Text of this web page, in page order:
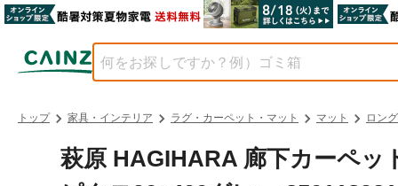
トップ 家具・インテリア ラグ・カーペット・マット マット ロン
萩原 HAGIHARA 廊下カーペ